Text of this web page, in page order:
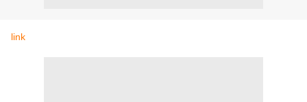
link